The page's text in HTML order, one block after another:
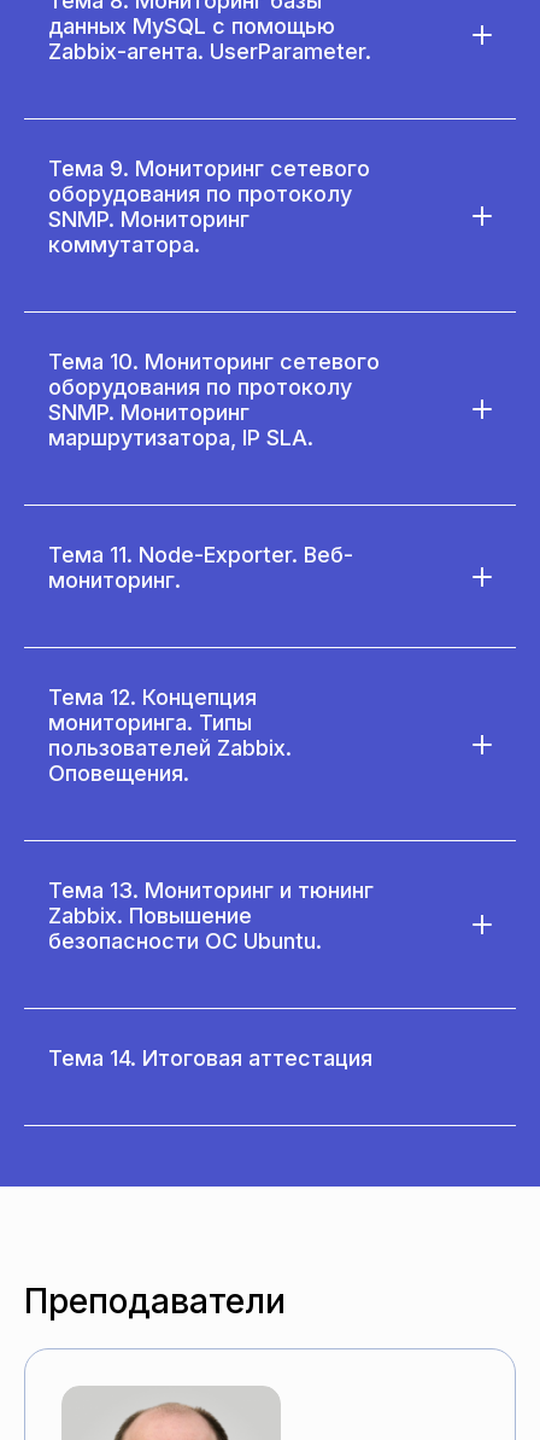
данных MySQL с помощью
Zabbix-агента. UserParameter.
Тема 9. Мониторинг сетевого
оборудования по протоколу
SNMP. Мониторинг
коммутатора.
Тема 10. Мониторинг сетевого
оборудования по протоколу
SNMP. Мониторинг
маршрутизатора, IP SLA.
Тема 11. Node-Exporter. Веб-
мониторинг.
Тема 12. Концепция
мониторинга. Типы
пользователей Zabbix.
Оповещения.
Тема 13. Мониторинг и тюнинг
Zabbix. Повышение
безопасности ОС Ubuntu.
Тема 14. Итоговая аттестация
Преподаватели